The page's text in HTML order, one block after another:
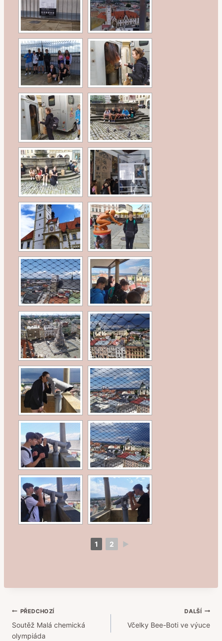
1 2 ►
Navigace
pro
PŘEDCHOZÍ
Soutěž Malá chemická
olympiáda
DALŠÍ
Včelky Bee-Boti ve výuce